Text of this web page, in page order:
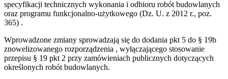
specyfikacji technicznych wykonania i odbioru robót budowlanych
oraz programu funkcjonalno-użytkowego (Dz. U. z 2012 r., poz.
365) .
Wprowadzone zmiany sprowadzają się do dodania pkt 5 do § 19b
znowelizowanego rozporządzenia , wyłączającego stosowanie
przepisu § 19 pkt 2 przy zamówieniach publicznych dotyczących
określonych robót budowlanych.